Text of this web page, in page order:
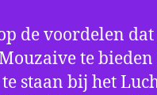
de voordelen
te bieden
staan bij het